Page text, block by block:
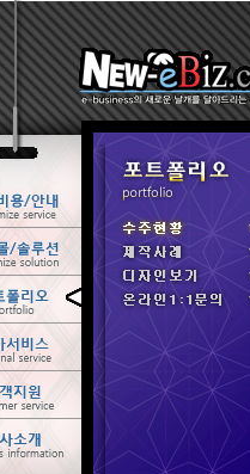
ㆍ 수주현황
ㆍ 제작사례